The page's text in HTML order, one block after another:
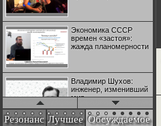
Экономика СССР
времен «застоя»:
жажда планомерности
Владимир Шухов:
инженер, изменивший
мир
Резонанс Лучшее Обсуждаемое